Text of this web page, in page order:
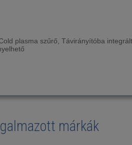
plasma szűrő, Távirányítóba
márkák